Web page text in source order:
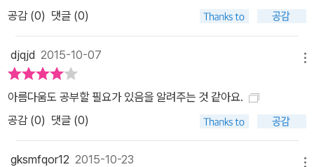
공감 (0) 댓글 (0)
djqjd 2015-10-07
아름다움도 공부할 필요가 있음을 알려주는 것 같아요.
공감 (0) 댓글 (0)
gksmfqor12 2015-10-23